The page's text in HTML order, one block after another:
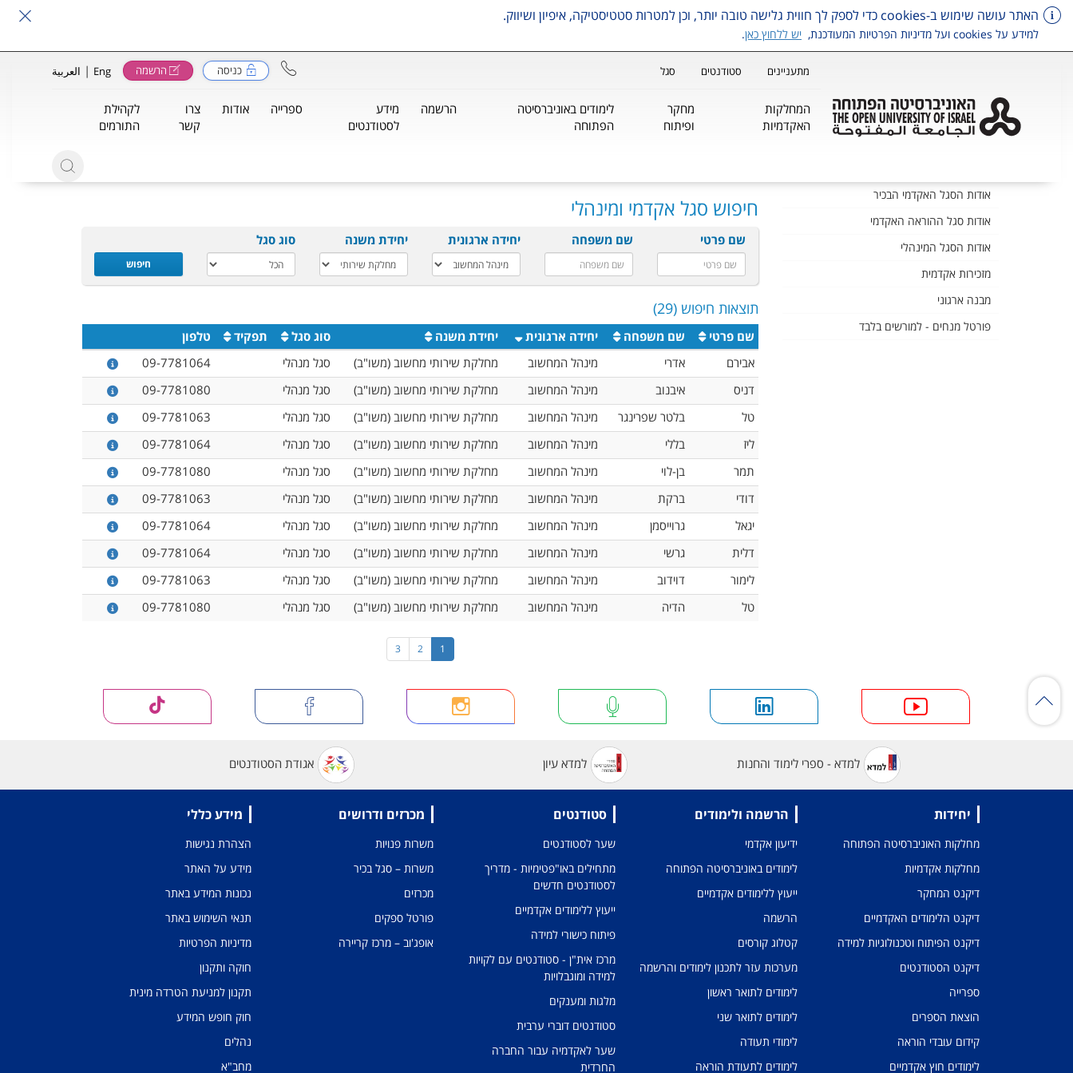
לדלג על תפריט ראשי
האתר עושה שימוש ב-cookies כדי לספק לך חווית גלישה טובה יותר, וכן למטרות סטטיסטיקה, איפיון ושיווק.
למידע על cookies ועל מדיניות הפרטיות המעודכנת, יש ללחוץ כאן.
מתעניינים סטודנטים סגל כניסה הרשמה Eng
| العربية
המחלקות
האקדמיות
מחקר
ופיתוח
לימודים באוניברסיטה
הפתוחה
הרשמה
מידע
לסטודנטים
ספרייה אודות
צרו
קשר
לקהילת
התורמים
אודות הסגל האקדמי הבכיר
אודות סגל ההוראה האקדמי
אודות הסגל המינהלי
מזכירות אקדמית
מבנה ארגוני
פורטל מנחים - למורשים בלבד
חיפוש סגל אקדמי ומינהלי
שם פרטי שם משפחה יחידה ארגונית יחידת משנה סוג סגל
חיפוש
תוצאות חיפוש (29)
שם פרטי שם משפחה יחידה ארגונית יחידת משנה סוג סגל תפקיד
טלפון
אבירם
אדרי מינהל המחשוב מחלקת שירותי מחשוב (משו"ב) סגל מנהלי
09-7781064
דניס
איבנוב מינהל המחשוב מחלקת שירותי מחשוב (משו"ב) סגל מנהלי
09-7781080
טל
בלטר שפרינגר מינהל המחשוב מחלקת שירותי מחשוב (משו"ב) סגל מנהלי
09-7781063
ליז
בללי מינהל המחשוב מחלקת שירותי מחשוב (משו"ב) סגל מנהלי
09-7781064
תמר
בן-לוי מינהל המחשוב מחלקת שירותי מחשוב (משו"ב) סגל מנהלי
09-7781080
דודי
ברקת מינהל המחשוב מחלקת שירותי מחשוב (משו"ב) סגל מנהלי
09-7781063
יגאל
גרוייסמן מינהל המחשוב מחלקת שירותי מחשוב (משו"ב) סגל מנהלי
09-7781064
דלית
גרשי מינהל המחשוב מחלקת שירותי מחשוב (משו"ב) סגל מנהלי
09-7781064
לימור
דוידוב מינהל המחשוב מחלקת שירותי מחשוב (משו"ב) סגל מנהלי
09-7781063
טל
הדיה מינהל המחשוב מחלקת שירותי מחשוב (משו"ב) סגל מנהלי 09-7781080
1
2
3
למדא - ספרי לימוד והחנות למדא עיון אגודת הסטודנטים
יחידות
מחלקות האוניברסיטה הפתוחה
מחלקות אקדמיות
דיקנט המחקר
דיקנט הלימודים האקדמיים
דיקנט הפיתוח וטכנולוגיות למידה
דיקנט הסטודנטים
ספרייה
הוצאת הספרים
קידום עובדי הוראה
לימודים חוץ אקדמיים
הרשמה ולימודים
ידיעון אקדמי
לימודים באוניברסיטה הפתוחה
ייעוץ ללימודים אקדמיים
הרשמה
קטלוג קורסים
מערכות עזר לתכנון לימודים והרשמה
לימודים לתואר ראשון
לימודים לתואר שני
לימודי תעודה
לימודים לתעודת הוראה
סטודנטים
שער לסטודנטים
מתחילים באו"פטימיות - מדריך
לסטודנטים חדשים
ייעוץ ללימודים אקדמיים
פיתוח כישורי למידה
מרכז אית"ן - סטודנטים עם לקויות
למידה ומוגבלויות
מלגות ומענקים
סטודנטים דוברי ערבית
שער לאקדמיה עבור החברה
החרדית
מכרזים ודרושים
משרות פנויות
משרות – סגל בכיר
מכרזים
פורטל ספקים
אופג'וב – מרכז קריירה
מידע כללי
הצהרת נגישות
מידע על האתר
נכונות המידע באתר
תנאי השימוש באתר
מדיניות הפרטיות
חוקה ותקנון
תקנון למניעת הטרדה מינית
חוק חופש המידע
נהלים
מחב"א